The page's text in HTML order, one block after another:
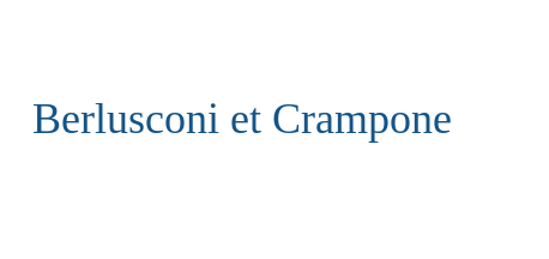
Berlusconi et Crampone